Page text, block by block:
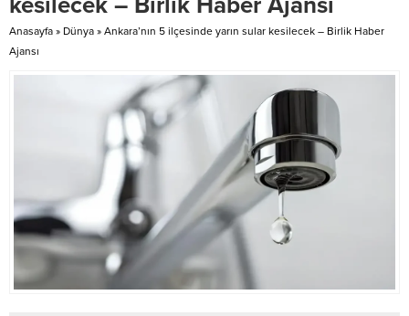
Anasayfa » Dünya » Ankara’nın 5 ilçesinde yarın sular kesilecek – Birlik Haber
Ajansı